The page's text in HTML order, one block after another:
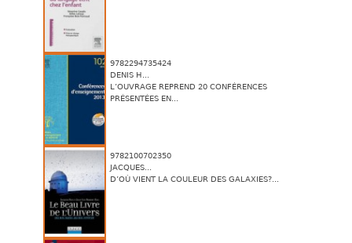
9782294735424
DENIS H...
L’OUVRAGE REPREND 20 CONFÉRENCES
PRÉSENTÉES EN...
9782100702350
JACQUES...
D’OÙ VIENT LA COULEUR DES GALAXIES?...